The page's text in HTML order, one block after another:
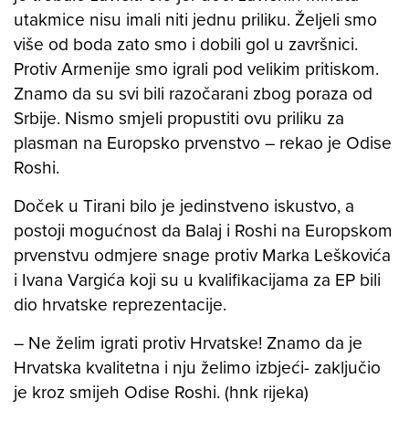
utakmice nisu imali niti jednu priliku. Željeli smo
više od boda zato smo i dobili gol u završnici.
Protiv Armenije smo igrali pod velikim pritiskom.
Znamo da su svi bili razočarani zbog poraza od
Srbije. Nismo smjeli propustiti ovu priliku za
plasman na Europsko prvenstvo – rekao je Odise
Roshi.
Doček u Tirani bilo je jedinstveno iskustvo, a
postoji mogućnost da Balaj i Roshi na Europskom
prvenstvu odmjere snage protiv Marka Leškovića
i Ivana Vargića koji su u kvalifikacijama za EP bili
dio hrvatske reprezentacije.
– Ne želim igrati protiv Hrvatske! Znamo da je
Hrvatska kvalitetna i nju želimo izbjeći- zaključio
je kroz smijeh Odise Roshi. (hnk rijeka)